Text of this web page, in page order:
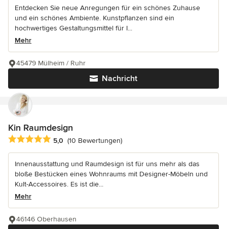
Entdecken Sie neue Anregungen für ein schönes Zuhause
und ein schönes Ambiente. Kunstpflanzen sind ein
hochwertiges Gestaltungsmittel für I...
Mehr
Nachricht
45479 Mülheim / Ruhr
Kin Raumdesign
Durchschnittliche Bewertung: 5 von 5 Sternen
5,0 (10 Bewertungen)
Innenausstattung und Raumdesign ist für uns mehr als das
bloße Bestücken eines Wohnraums mit Designer-Möbeln und
Kult-Accessoires. Es ist die...
Mehr
46146 Oberhausen